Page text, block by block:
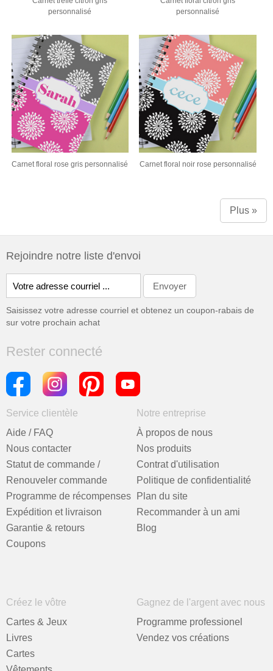
personnalisé
personnalisé
Carnet floral rose gris personnalisé Carnet floral noir rose personnalisé
Plus »
Rejoindre notre liste d'envoi
Saisissez votre adresse courriel et obtenez un coupon-rabais de
sur votre prochain achat
Rester connecté
Service clientèle
Aide / FAQ
Nous contacter
Statut de commande /
Renouveler commande
Programme de récompenses
Expédition et livraison
Garantie & retours
Coupons
Notre entreprise
À propos de nous
Nos produits
Contrat d'utilisation
Politique de confidentialité
Plan du site
Recommander à un ami
Blog
Créez le vôtre
Cartes & Jeux
Livres
Cartes
Gagnez de l'argent avec nous
Programme professionel
Vendez vos créations